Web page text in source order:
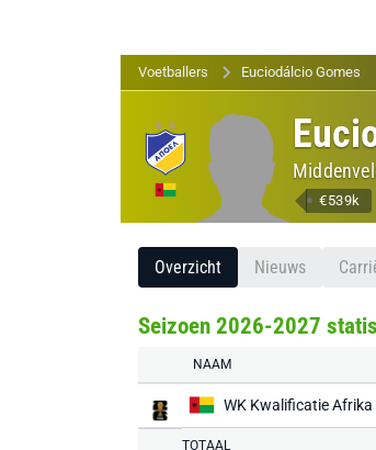
Voetballers Euciodálcio Gomes
€539k
Overzicht Nieuws
Seizoen 2026-2027
NAAM
WK Kwalificatie Afrika
TOTAAL